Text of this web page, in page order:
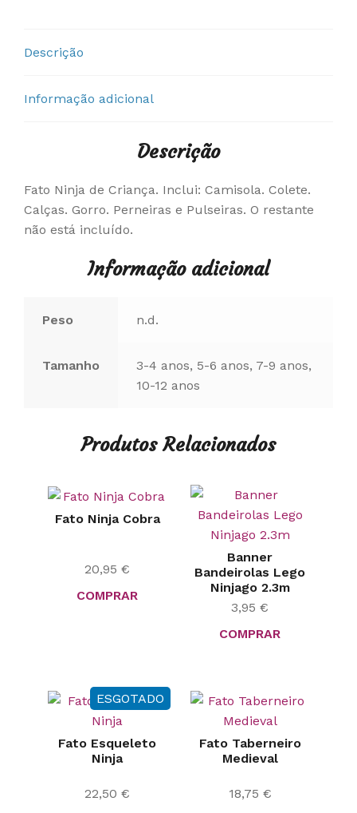
Descrição
Informação adicional
Descrição
Fato Ninja de Criança. Inclui: Camisola. Colete.
Calças. Gorro. Perneiras e Pulseiras. O restante
não está incluído.
Informação adicional
Peso n.d.
Tamanho
3-4 anos, 5-6 anos, 7-9 anos,
10-12 anos
Produtos Relacionados
Fato Ninja Cobra
20,95 €
COMPRAR
Banner
Bandeirolas Lego
Ninjago 2.3m
3,95 €
COMPRAR
ESGOTADO
Fato Esqueleto
Ninja
22,50 €
Fato Taberneiro
Medieval
18,75 €